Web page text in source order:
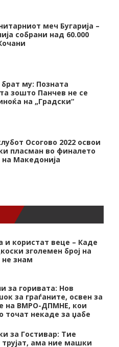
меч Бугарија –
собрани над 60.000
му: Позната
зошто Панчев не се
на „Градски“
Осогово 2022 освои
пласман во финалето
на Македонија
и користат веце – Каде
зголемен број на
не знам
за горивата: Нов
за граѓаните, освен за
на ВМРО-ДПМНЕ, кои
точат некаде за џабе
за Гостивар: Тие
трујат, ама ние машки